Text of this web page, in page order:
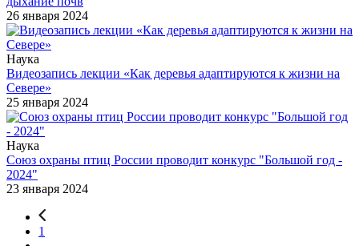
26 января 2024
Наука
Видеозапись лекции «Как деревья адаптируются к жизни на
Севере»
25 января 2024
Наука
Союз охраны птиц России проводит конкурс "Большой год -
2024"
23 января 2024
1